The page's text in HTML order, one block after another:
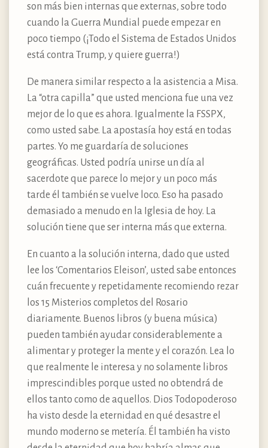
son más bien internas que externas, sobre todo
cuando la Guerra Mundial puede empezar en
poco tiempo (¡Todo el Sistema de Estados Unidos
está contra Trump, y quiere guerra!)
De manera similar respecto a la asistencia a Misa.
La “otra capilla” que usted menciona fue una vez
mejor de lo que es ahora. Igualmente la FSSPX,
como usted sabe. La apostasía hoy está en todas
partes. Yo me guardaría de soluciones
geográficas. Usted podría unirse un día al
sacerdote que parece lo mejor y un poco más
tarde él también se vuelve loco. Eso ha pasado
demasiado a menudo en la Iglesia de hoy. La
solución tiene que ser interna más que externa.
En cuanto a la solución interna, dado que usted
lee los ‘Comentarios Eleison’, usted sabe entonces
cuán frecuente y repetidamente recomiendo rezar
los 15 Misterios completos del Rosario
diariamente. Buenos libros (y buena música)
pueden también ayudar considerablemente a
alimentar y proteger la mente y el corazón. Lea lo
que realmente le interesa y no solamente libros
imprescindibles porque usted no obtendrá de
ellos tanto como de aquellos. Dios Todopoderoso
ha visto desde la eternidad en qué desastre el
mundo moderno se metería. Él también ha visto